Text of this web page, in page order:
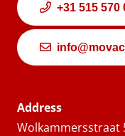
+31 515 570
Address
Wolkammersstraat